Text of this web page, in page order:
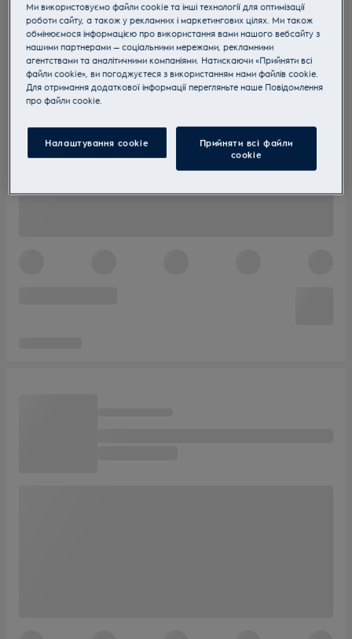
Ми використовуємо файли cookie та інші технології для оптимізації
роботи сайту, а також у рекламних і маркетингових цілях. Ми також
обмінюємося інформацією про використання вами нашого вебсайту з
нашими партнерами — соціальними мережами, рекламними
агентствами та аналітичними компаніями. Натискаючи «Прийняти всі
файли cookie», ви погоджуєтеся з використанням нами файлів cookie.
Для отримання додаткової інформації перегляньте наше Пoвідомлення
прo файли cookie.
Налаштування cookie
Прийняти всі файли
сookie